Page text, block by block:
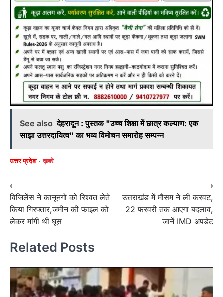
See also देहरादून : पुस्तक "उच्च शिक्षा में छात्र कल्याण: एक
साझा उत्तरदायित्व" का भव्य विमोचन समारोह सम्पन्न
उत्तर प्रदेश ख़बरें
Post
navigation
⟵
विजिलेंस ने कानूनगो को रिश्वत लेते
किया गिरफ्तार,जमीन की फाइल को
लेकर मांगी थी घूस
उत्तराखंड में मौसम ने ली करवट,
22 फरवरी तक आएगा बदलाव,
जानें IMD अपडेट
⟶
Related Posts